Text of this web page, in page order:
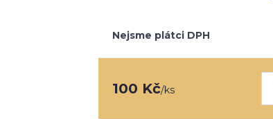
Nejsme plátci DPH
100 Kč/ks